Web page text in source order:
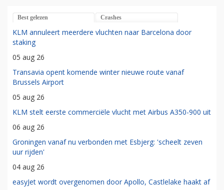
Best gelezen Crashes
KLM annuleert meerdere vluchten naar Barcelona door
staking
05 aug 26
Transavia opent komende winter nieuwe route vanaf
Brussels Airport
05 aug 26
KLM stelt eerste commerciële vlucht met Airbus A350-900 uit
06 aug 26
Groningen vanaf nu verbonden met Esbjerg: 'scheelt zeven
uur rijden'
04 aug 26
easyJet wordt overgenomen door Apollo, Castlelake haakt af